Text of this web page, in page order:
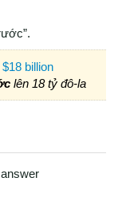
$18 billion
lên 18 tỷ đô-la